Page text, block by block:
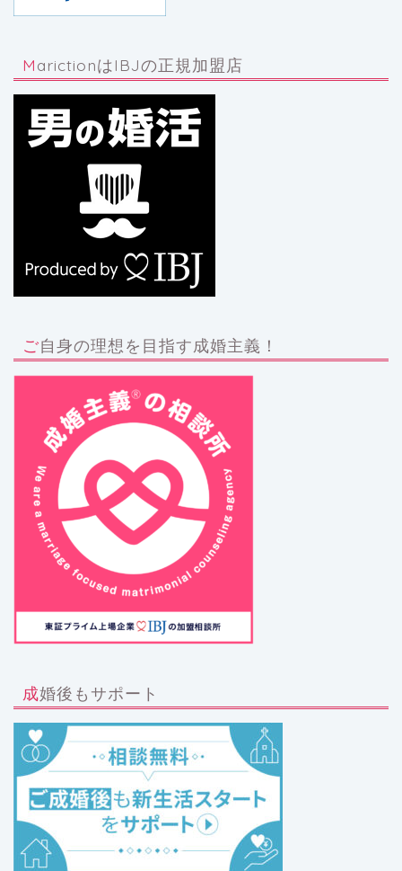
MarictionはIBJの正規加盟店
ご自身の理想を目指す成婚主義！
成婚後もサポート